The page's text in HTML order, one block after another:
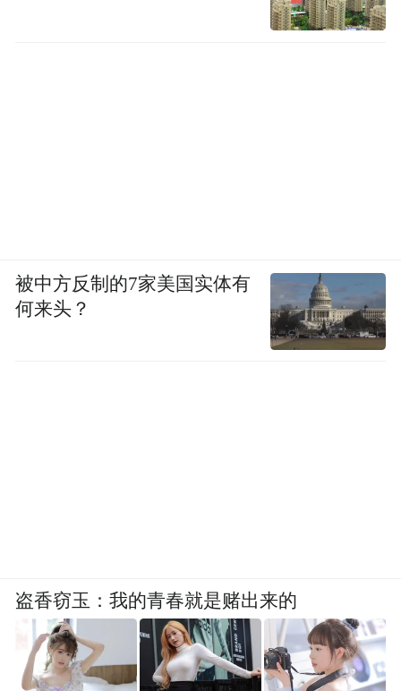
被中方反制的7家美国实体有
何来头？
盗香窃玉：我的青春就是赌出来的